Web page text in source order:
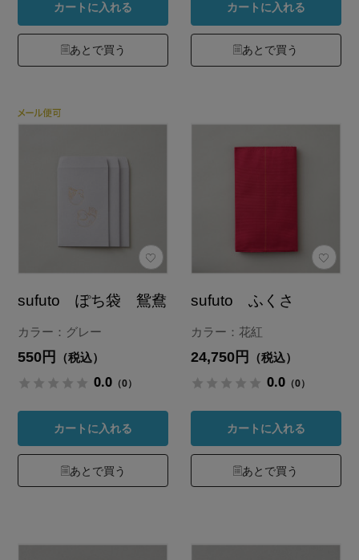
カートに入れる
あとで買う
カートに入れる
あとで買う
sufuto ぽち袋 鴛鴦
カラー：グレー
550円 （税込）
0.0 （0）
カートに入れる
あとで買う
sufuto ふくさ
カラー：花紅
24,750円 （税込）
0.0 （0）
カートに入れる
あとで買う